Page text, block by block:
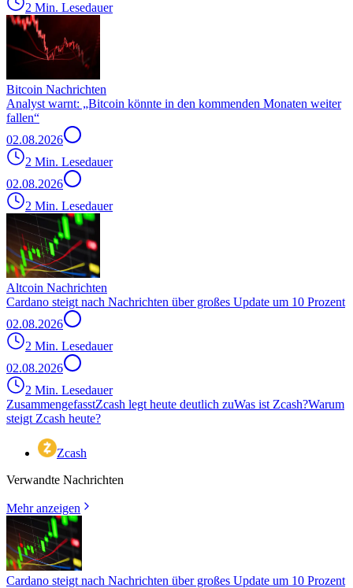
2 Min. Lesedauer
Bitcoin Nachrichten
Analyst warnt: „Bitcoin könnte in den kommenden Monaten weiter
fallen“
02.08.2026
2 Min. Lesedauer
02.08.2026
2 Min. Lesedauer
Altcoin Nachrichten
Cardano steigt nach Nachrichten über großes Update um 10 Prozent
02.08.2026
2 Min. Lesedauer
02.08.2026
2 Min. Lesedauer
ZusammengefasstZcash legt heute deutlich zuWas ist Zcash?Warum
steigt Zcash heute?
Zcash
Verwandte Nachrichten
Mehr anzeigen
Cardano steigt nach Nachrichten über großes Update um 10 Prozent